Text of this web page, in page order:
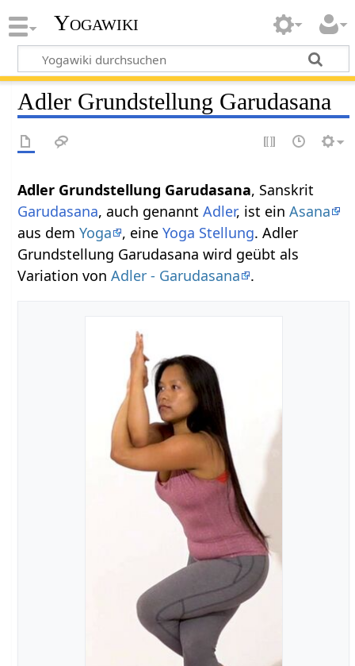
Yogawiki
Adler Grundstellung Garudasana
Adler Grundstellung Garudasana, Sanskrit
Garudasana, auch genanntAdler, ist einAsana
aus demYoga , eineYoga Stellung. Adler
Grundstellung Garudasana wird geübt als
Variation vonAdler - Garudasana .